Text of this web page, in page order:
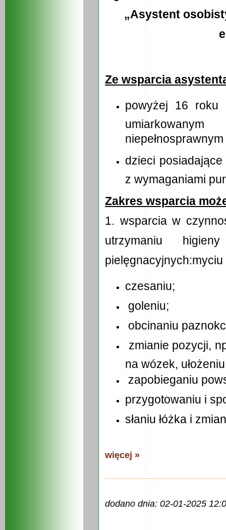
„Asystent
Ze wsparcia
powyżej 16 roku
niepełnosprawnym
dzieci
z wymaganiami
Zakres wsparcia
1. wsparcia w
utrzymaniu
pielęgnacyjnych:myciu
czesaniu;
goleniu;
obcinaniu
zmianie pozycji,
na wózek,
zapobieganiu
przygotowaniu i
słaniu łóżka i
więcej »
dodano dnia: 02-01-2025